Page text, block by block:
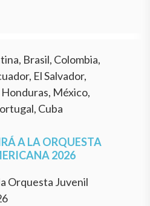
Brasil, Colombia,
El Salvador,
Honduras, México,
Cuba
A LA ORQUESTA
2026
Orquesta Juvenil